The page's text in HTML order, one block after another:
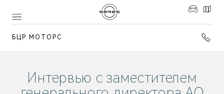
БЦР МОТОРС
Интервью с заместителем